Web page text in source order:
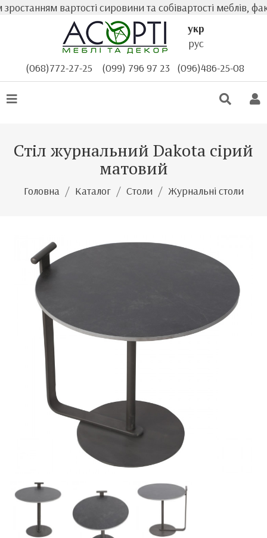
вартості сировини та собівартості меблів,
укр
рус
(068)772-27-25
(099) 796 97 23 (096)486-25-08
Стіл журнальний Dakota сірий
матовий
Головна Каталог Столи Журнальні столи